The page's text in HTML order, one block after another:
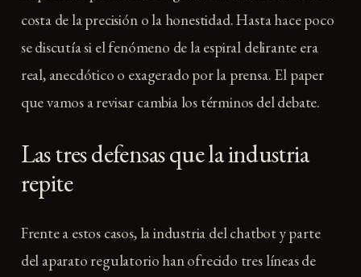
costa de la precisión o la honestidad. Hasta hace poco
se discutía si el fenómeno de la espiral delirante era
real, anecdótico o exagerado por la prensa. El paper
que vamos a revisar cambia los términos del debate.
Las tres defensas que la industria
repite
Frente a estos casos, la industria del chatbot y parte
del aparato regulatorio han ofrecido tres líneas de